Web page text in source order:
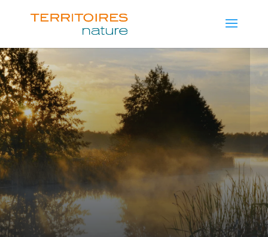
: UN
RÉSEAU DE
COMMERÇANTS
INDÉPENDANTS !